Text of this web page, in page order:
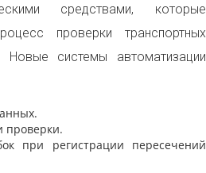
средствами, которые
проверки транспортных
системы автоматизации
проверки.
при регистрации пересечений